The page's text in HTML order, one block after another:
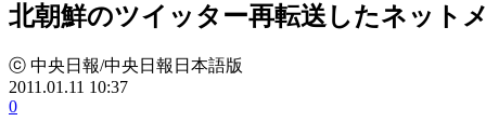
北朝鮮のツイッター再転送したネット
ⓒ 中央日報/中央日報日本語版
2011.01.11 10:37
0